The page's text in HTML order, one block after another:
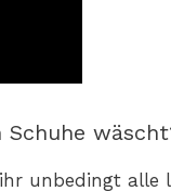
Schuhe
unbedingt alle